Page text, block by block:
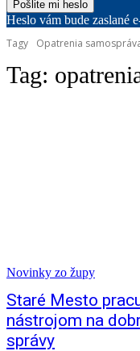
Heslo vám bude zaslané
Tagy
Opatrenia
Tag:
Novinky zo župy
Staré Mesto
nástrojom na
správy